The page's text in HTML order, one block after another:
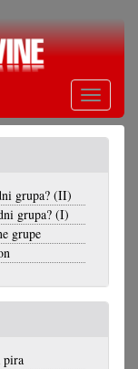
Toggle
grupa? (II)
grupa? (I)
grupe
pira